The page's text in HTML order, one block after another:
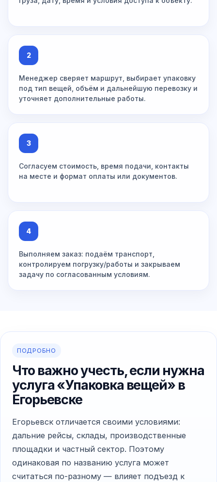
2
Менеджер сверяет маршрут, выбирает упаковку
под тип вещей, объём и дальнейшую перевозку и
уточняет дополнительные работы.
3
Согласуем стоимость, время подачи, контакты
на месте и формат оплаты или документов.
4
Выполняем заказ: подаём транспорт,
контролируем погрузку/работы и закрываем
задачу по согласованным условиям.
ПОДРОБНО
Что важно учесть, если нужна
услуга «Упаковка вещей» в
Егорьевске
Егорьевск отличается своими условиями:
дальние рейсы, склады, производственные
площадки и частный сектор. Поэтому
одинаковая по названию услуга может
считаться по-разному — влияет подъезд к